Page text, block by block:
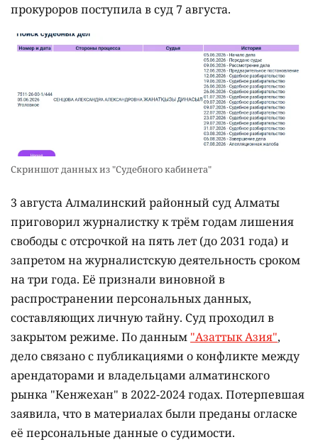
прокуроров поступила в суд 7 августа.
Скриншот данных из "Судебного кабинета"
3 августа Алмалинский районный суд Алматы
приговорил журналистку к трём годам лишения
свободы с отсрочкой на пять лет (до 2031 года) и
запретом на журналистскую деятельность сроком
на три года. Её признали виновной в
распространении персональных данных,
составляющих личную тайну. Суд проходил в
закрытом режиме. По данным "Азаттык Азия",
дело связано с публикациями о конфликте между
арендаторами и владельцами алматинского
рынка "Кенжехан" в 2022-2024 годах. Потерпевшая
заявила, что в материалах были преданы огласке
её персональные данные о судимости.